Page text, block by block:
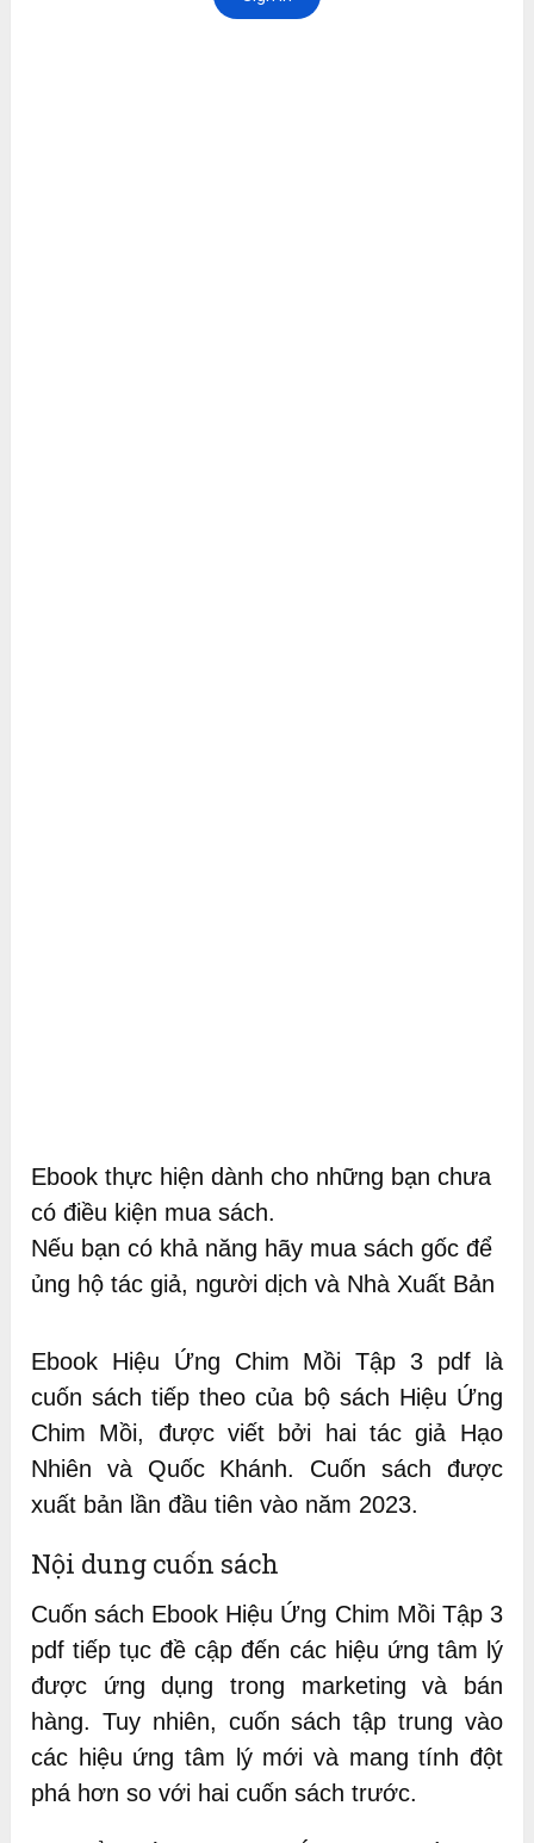
Ebook thực hiện dành cho những bạn chưa
có điều kiện mua sách.
Nếu bạn có khả năng hãy mua sách gốc để
ủng hộ tác giả, người dịch và Nhà Xuất Bản
Ebook Hiệu Ứng Chim Mồi Tập 3 pdf là
cuốn sách tiếp theo của bộ sách Hiệu Ứng
Chim Mồi, được viết bởi hai tác giả Hạo
Nhiên và Quốc Khánh. Cuốn sách được
xuất bản lần đầu tiên vào năm 2023.
Nội dung cuốn sách
Cuốn sách Ebook Hiệu Ứng Chim Mồi Tập 3
pdf tiếp tục đề cập đến các hiệu ứng tâm lý
được ứng dụng trong marketing và bán
hàng. Tuy nhiên, cuốn sách tập trung vào
các hiệu ứng tâm lý mới và mang tính đột
phá hơn so với hai cuốn sách trước.